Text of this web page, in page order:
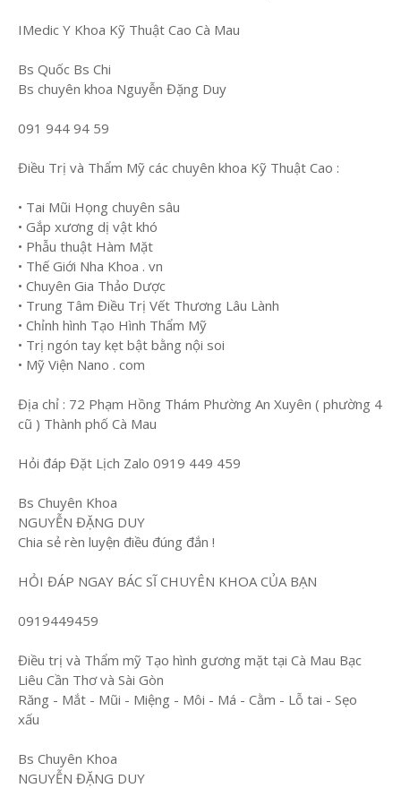
IMedic Y Khoa Kỹ Thuật Cao Cà Mau
Bs Quốc Bs Chi
Bs chuyên khoa Nguyễn Đặng Duy
091 944 94 59
Điều Trị và Thẩm Mỹ các chuyên khoa Kỹ Thuật Cao :
• Tai Mũi Họng chuyên sâu
• Gắp xương dị vật khó
• Phẫu thuật Hàm Mặt
• Thế Giới Nha Khoa . vn
• Chuyên Gia Thảo Dược
• Trung Tâm Điều Trị Vết Thương Lâu Lành
• Chỉnh hình Tạo Hình Thẩm Mỹ
• Trị ngón tay kẹt bật bằng nội soi
• Mỹ Viện Nano . com
Địa chỉ : 72 Phạm Hồng Thám Phường An Xuyên ( phường 4
cũ ) Thành phố Cà Mau
Hỏi đáp Đặt Lịch Zalo 0919 449 459
Bs Chuyên Khoa
NGUYỄN ĐẶNG DUY
Chia sẻ rèn luyện điều đúng đắn !
HỎI ĐÁP NGAY BÁC SĨ CHUYÊN KHOA CỦA BẠN
0919449459
Điều trị và Thẩm mỹ Tạo hình gương mặt tại Cà Mau Bạc
Liêu Cần Thơ và Sài Gòn
Răng - Mắt - Mũi - Miệng - Môi - Má - Cằm - Lỗ tai - Sẹo
xấu
Bs Chuyên Khoa
NGUYỄN ĐẶNG DUY